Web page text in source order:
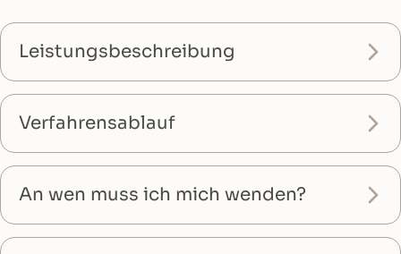
Leistungsbeschreibung
Verfahrensablauf
An wen muss ich mich wenden?